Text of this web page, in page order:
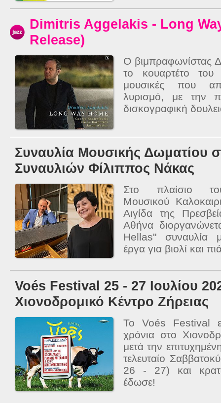
Dimitris Aggelakis - Long
Release)
Ο βιμπραφωνίστας
το κουαρτέτο του
μουσικές που
λυρισμό, με την
δισκογραφική
Συναυλία Μουσικής Δωματίου
Συναυλιών Φίλιππος Νάκας
Στο πλαίσιο
Μουσικού
Αιγίδα της
Αθήνα
Hellas" συναυλία
έργα για βιολί και
Voés Festival 25 - 27 Ιουλίου
Χιονοδρομικό Κέντρο Ζήρειας
Το Voés Festival
χρόνια στο
μετά την
τελευταίο
26 - 27) και
έδωσε!